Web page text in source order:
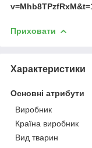
Приховати
Характеристики
Основні атрибути
Виробник
Країна виробник
Вид тварин